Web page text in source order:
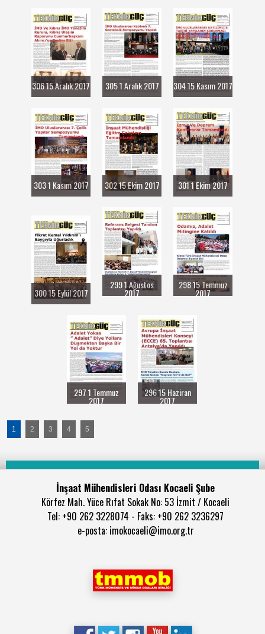
306 15 Aralık 2017 305 1 Aralık 2017 304 15 Kasım 2017
303 1 Kasım 2017 302 15 Ekim 2017 301 1 Ekim 2017
300 15 Eylül 2017
299 1 Ağustos
2017
298 15 Temmuz
2017
297 1 Temmuz
2017
296 15 Haziran
2017
1 2 3 4 5
İnşaat Mühendisleri Odası Kocaeli Şube
Körfez Mah. Yüce Rıfat Sokak No: 53 İzmit / Kocaeli
Tel: +90 262 3228074 - Faks: +90 262 3236297
e-posta: imokocaeli@imo.org.tr